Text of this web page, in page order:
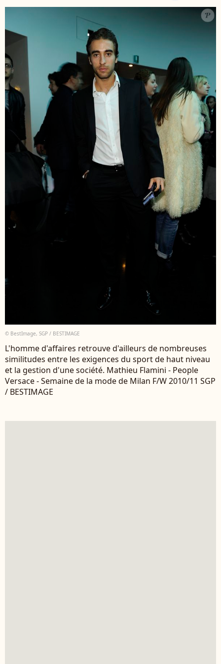
© BestImage, SGP / BESTIMAGE
L'homme d'affaires retrouve d'ailleurs de nombreuses
similitudes entre les exigences du sport de haut niveau
et la gestion d'une société. Mathieu Flamini - People
Versace - Semaine de la mode de Milan F/W 2010/11 SGP
/ BESTIMAGE